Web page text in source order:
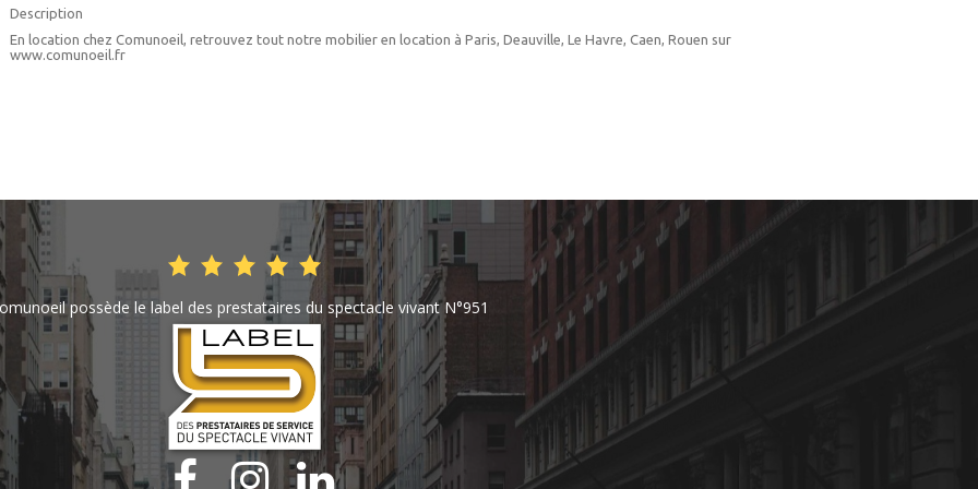
Description
En location chez Comunoeil, retrouvez tout notre mobilier en location à Paris, Deauville, Le Havre, Caen, Rouen sur
www.comunoeil.fr
possède le label des prestataires du spectacle vivant N°951
